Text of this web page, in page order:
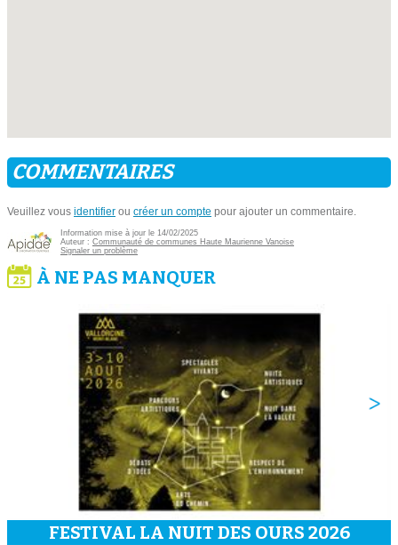
COMMENTAIRES
Veuillez vous identifier ou créer un compte pour ajouter un commentaire.
Information mise à jour le 14/02/2025
Auteur : Communauté de communes Haute Maurienne Vanoise
Signaler un problème
À NE PAS MANQUER
FESTIVAL LA NUIT DES OURS 2026